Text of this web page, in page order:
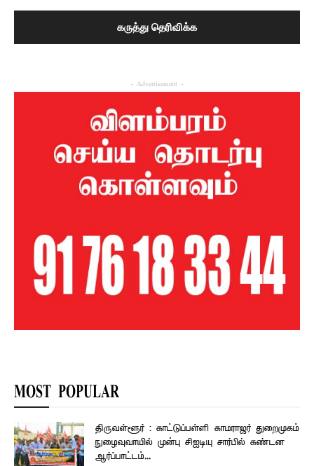
- Advertisement -
MOST POPULAR
திருவள்ளூர் : காட்டுப்பள்ளி காமராஜர் துறைமுகம்
நுழைவுவாயில் முன்பு சிஐடியு சார்பில் கண்டன
ஆர்ப்பாட்டம்...